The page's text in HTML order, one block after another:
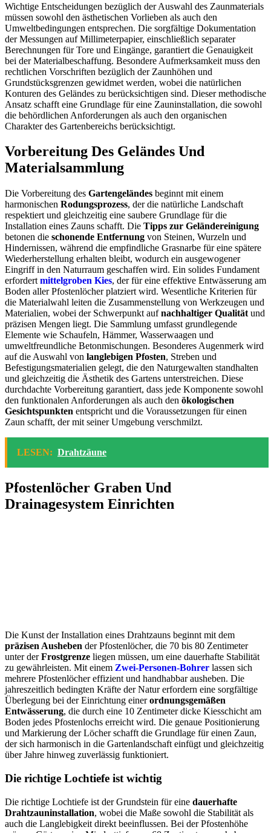
Wichtige Entscheidungen bezüglich der Auswahl des Zaunmaterials
müssen sowohl den ästhetischen Vorlieben als auch den
Umweltbedingungen entsprechen. Die sorgfältige Dokumentation
der Messungen auf Millimeterpapier, einschließlich separater
Berechnungen für Tore und Eingänge, garantiert die Genauigkeit
bei der Materialbeschaffung. Besondere Aufmerksamkeit muss den
rechtlichen Vorschriften bezüglich der Zaunhöhen und
Grundstücksgrenzen gewidmet werden, wobei die natürlichen
Konturen des Geländes zu berücksichtigen sind. Dieser methodische
Ansatz schafft eine Grundlage für eine Zauninstallation, die sowohl
die behördlichen Anforderungen als auch den organischen
Charakter des Gartenbereichs berücksichtigt.
Vorbereitung Des Geländes Und
Materialsammlung
Die Vorbereitung des Gartengeländes beginnt mit einem
harmonischen Rodungsprozess, der die natürliche Landschaft
respektiert und gleichzeitig eine saubere Grundlage für die
Installation eines Zauns schafft. Die Tipps zur Geländereinigung
betonen die schonende Entfernung von Steinen, Wurzeln und
Hindernissen, während die empfindliche Grasnarbe für eine spätere
Wiederherstellung erhalten bleibt, wodurch ein ausgewogener
Eingriff in den Naturraum geschaffen wird. Ein solides Fundament
erfordert mittelgroben Kies, der für eine effektive Entwässerung am
Boden aller Pfostenlöcher platziert wird. Wesentliche Kriterien für
die Materialwahl leiten die Zusammenstellung von Werkzeugen und
Materialien, wobei der Schwerpunkt aufnachhaltiger Qualität und
präzisen Mengen liegt. Die Sammlung umfasst grundlegende
Elemente wie Schaufeln, Hämmer, Wasserwaagen und
umweltfreundliche Betonmischungen. Besonderes Augenmerk wird
auf die Auswahl von langlebigen Pfosten, Streben und
Befestigungsmaterialien gelegt, die den Naturgewalten standhalten
und gleichzeitig die Ästhetik des Gartens unterstreichen. Diese
durchdachte Vorbereitung garantiert, dass jede Komponente sowohl
den funktionalen Anforderungen als auch den ökologischen
Gesichtspunkten entspricht und die Voraussetzungen für einen
Zaun schafft, der mit seiner Umgebung verschmilzt.
LESEN: Drahtzäune
Pfostenlöcher Graben Und
Drainagesystem Einrichten
Die Kunst der Installation eines Drahtzauns beginnt mit dem
präzisen Ausheben der Pfostenlöcher, die 70 bis 80 Zentimeter
unter derFrostgrenze liegen müssen, um eine dauerhafte Stabilität
zu gewährleisten. Mit einem Zwei-Personen-Bohrer lassen sich
mehrere Pfostenlöcher effizient und handhabbar ausheben. Die
jahreszeitlich bedingten Kräfte der Natur erfordern eine sorgfältige
Überlegung bei der Einrichtung einerordnungsgemäßen
Entwässerung, die durch eine 10 Zentimeter dicke Kiesschicht am
Boden jedes Pfostenlochs erreicht wird. Die genaue Positionierung
und Markierung der Löcher schafft die Grundlage für einen Zaun,
der sich harmonisch in die Gartenlandschaft einfügt und gleichzeitig
über Jahre hinweg zuverlässig funktioniert.
Die richtige Lochtiefe ist wichtig
Die richtige Lochtiefe ist der Grundstein für eine dauerhafte
Drahtzauninstallation, wobei die Maße sowohl die Stabilität als
auch die Langlebigkeit direkt beeinflussen. Bei der Pfostenhöhe